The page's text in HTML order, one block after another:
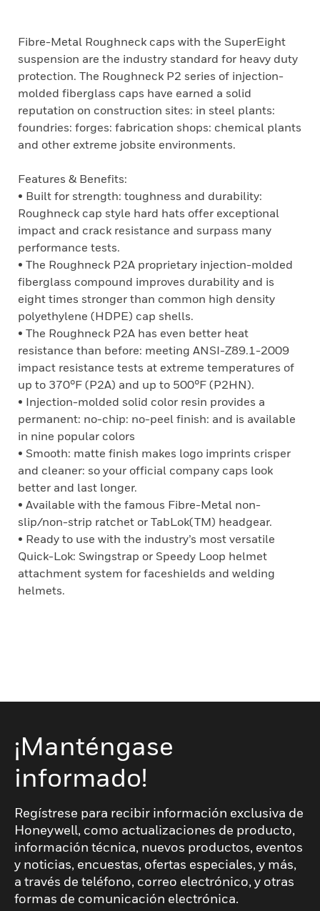
Fibre-Metal Roughneck caps with the SuperEight
suspension are the industry standard for heavy duty
protection. The Roughneck P2 series of injection-
molded fiberglass caps have earned a solid
reputation on construction sites: in steel plants:
foundries: forges: fabrication shops: chemical plants
and other extreme jobsite environments.
Features & Benefits:
• Built for strength: toughness and durability:
Roughneck cap style hard hats offer exceptional
impact and crack resistance and surpass many
performance tests.
• The Roughneck P2A proprietary injection-molded
fiberglass compound improves durability and is
eight times stronger than common high density
polyethylene (HDPE) cap shells.
• The Roughneck P2A has even better heat
resistance than before: meeting ANSI-Z89.1-2009
impact resistance tests at extreme temperatures of
up to 370°F (P2A) and up to 500°F (P2HN).
• Injection-molded solid color resin provides a
permanent: no-chip: no-peel finish: and is available
in nine popular colors
• Smooth: matte finish makes logo imprints crisper
and cleaner: so your official company caps look
better and last longer.
• Available with the famous Fibre-Metal non-
slip/non-strip ratchet or TabLok(TM) headgear.
• Ready to use with the industry’s most versatile
Quick-Lok: Swingstrap or Speedy Loop helmet
attachment system for faceshields and welding
helmets.
¡Manténgase
informado!
Regístrese para recibir información exclusiva de
Honeywell, como actualizaciones de producto,
información técnica, nuevos productos, eventos
y noticias, encuestas, ofertas especiales, y más,
a través de teléfono, correo electrónico, y otras
formas de comunicación electrónica.